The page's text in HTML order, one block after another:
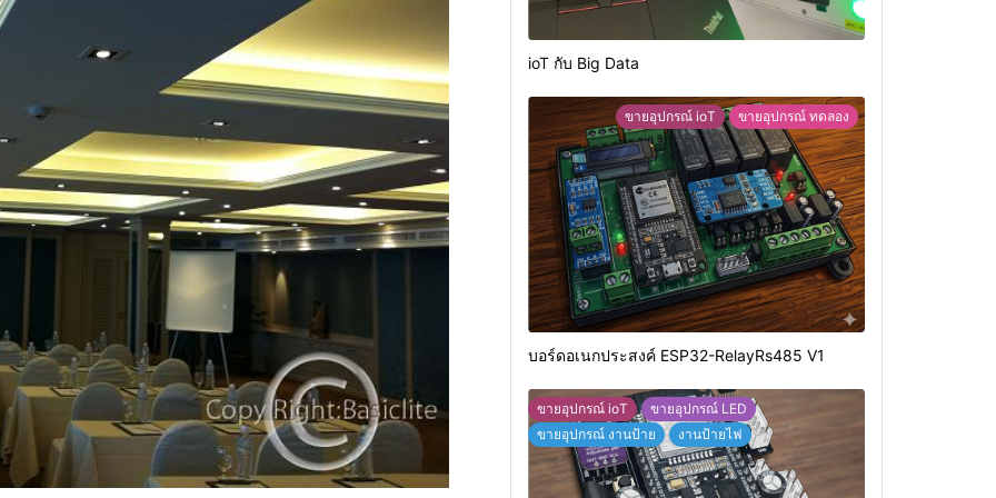
ioT กับ Big Data
ขายอุปกรณ์ ioT ขายอุปกรณ์ ทดลอง
บอร์ดอเนกประสงค์ ESP32-RelayRs485 V1
ขายอุปกรณ์ ioT
ขายอุปกรณ์ LED
ขายอุปกรณ์ งานป้าย
งานป้ายไฟ